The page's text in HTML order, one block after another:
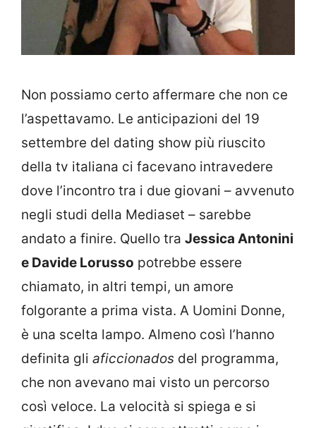
Non possiamo certo affermare che non ce
l’aspettavamo. Le anticipazioni del 19
settembre del dating show più riuscito
della tv italiana ci facevano intravedere
dove l’incontro tra i due giovani – avvenuto
negli studi della Mediaset – sarebbe
andato a finire. Quello tra Jessica Antonini
e Davide Lorusso potrebbe essere
chiamato, in altri tempi, un amore
folgorante a prima vista. A Uomini Donne,
è una scelta lampo. Almeno così l’hanno
definita gli aficcionados del programma,
che non avevano mai visto un percorso
così veloce. La velocità si spiega e si